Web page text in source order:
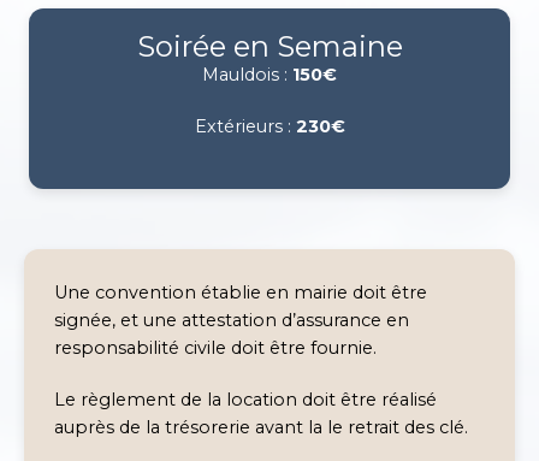
Soirée en Semaine
Mauldois : 150€
Extérieurs : 230€
Une convention établie en mairie doit être
signée, et une attestation d’assurance en
responsabilité civile doit être fournie.
Le règlement de la location doit être réalisé
auprès de la trésorerie avant la le retrait des clé.